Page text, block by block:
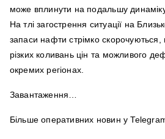
може вплинути на подальшу
На тлі загострення ситуації на
запаси нафти стрімко
різких коливань цін та можливого
окремих регіонах.
Завантаження…
Більше оперативних новин у